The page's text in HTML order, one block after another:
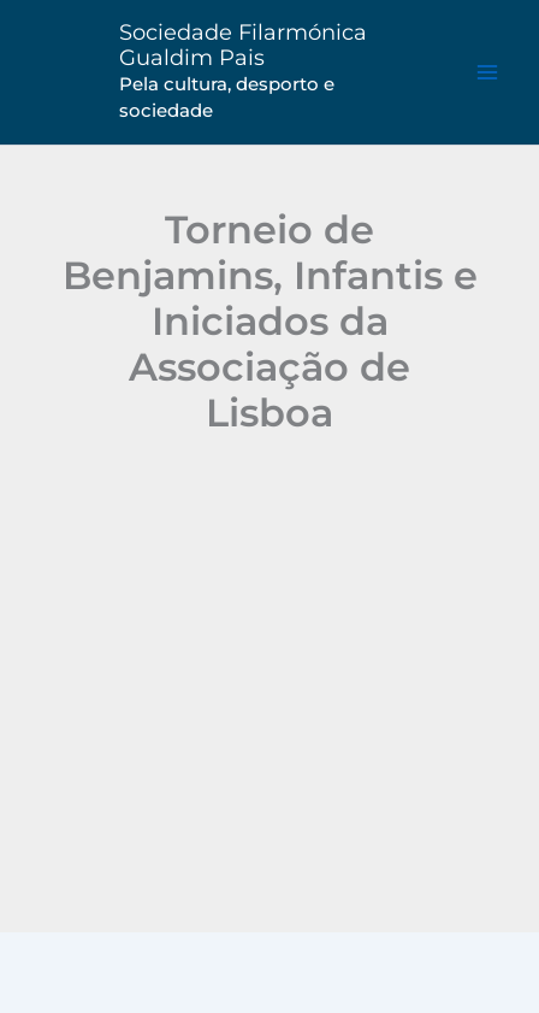
Sociedade Filarmónica
Gualdim Pais
Pela cultura, desporto e
sociedade
Torneio de
Benjamins, Infantis e
Iniciados da
Associação de
Lisboa